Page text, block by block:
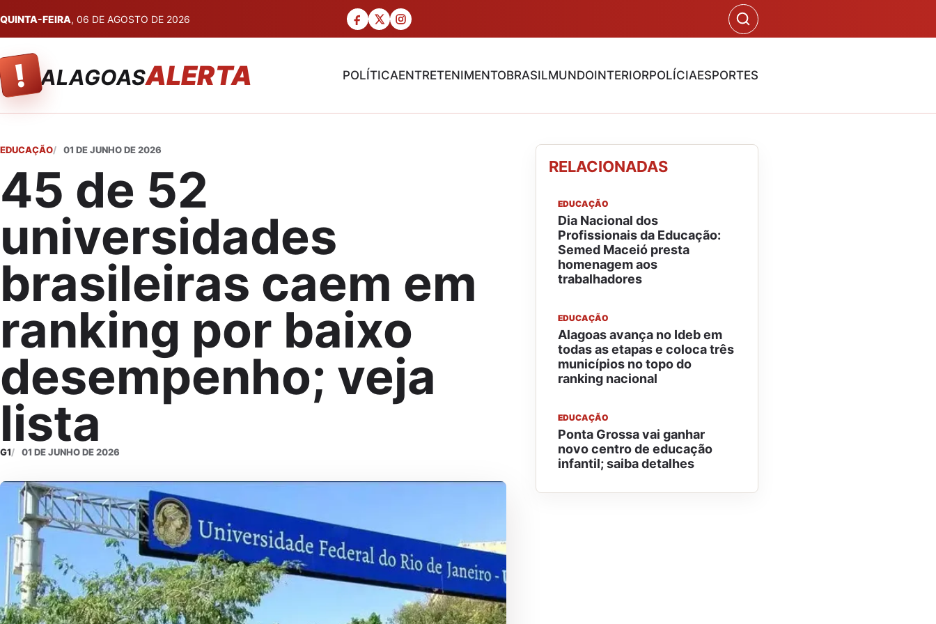
QUINTA-FEIRA, 06 DE AGOSTO DE 2026
! ALAGOASALERTA POLÍTICAENTRETENIMENTOBRASILMUNDOINTERIORPOLÍCIAESPORTES
EDUCAÇÃO 01 DE JUNHO DE 2026
45 de 52
universidades
brasileiras caem em
ranking por baixo
desempenho; veja
lista
G1 01 DE JUNHO DE 2026
RELACIONADAS
EDUCAÇÃO
Dia Nacional dos
Profissionais da Educação:
Semed Maceió presta
homenagem aos
trabalhadores
EDUCAÇÃO
Alagoas avança no Ideb em
todas as etapas e coloca três
municípios no topo do
ranking nacional
EDUCAÇÃO
Ponta Grossa vai ganhar
novo centro de educação
infantil; saiba detalhes